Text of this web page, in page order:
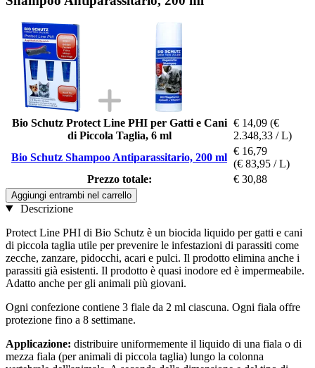
Bio Schutz Protect Line PHI per Gatti e Cani
di Piccola Taglia, 6 ml
€ 14,09 (€
2.348,33 / L)
Bio Schutz Shampoo Antiparassitario, 200 ml
€ 16,79
(€ 83,95 / L)
Prezzo totale:
€ 30,88
Aggiungi entrambi nel carrello
Descrizione
Protect Line PHI di Bio Schutz è un biocida liquido per gatti e cani
di piccola taglia utile per prevenire le infestazioni di parassiti come
zecche, zanzare, pidocchi, acari e pulci. Il prodotto elimina anche i
parassiti già esistenti. Il prodotto è quasi inodore ed è impermeabile.
Adatto anche per gli animali più giovani.
Ogni confezione contiene 3 fiale da 2 ml ciascuna. Ogni fiala offre
protezione fino a 8 settimane.
Applicazione: distribuire uniformemente il liquido di una fiala o di
mezza fiala (per animali di piccola taglia) lungo la colonna